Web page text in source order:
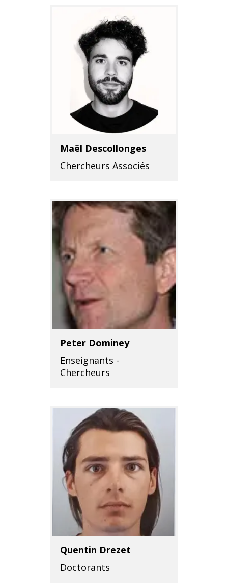
Maël Descollonges
Chercheurs Associés
Peter Dominey
Enseignants -
Chercheurs
Quentin Drezet
Doctorants